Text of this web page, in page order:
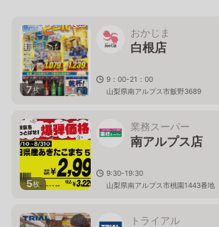
7枚
おかじま
白根店
9：00-21：00
山梨県南アルプス市飯野3689
5枚
業務スーパー
南アルプス店
9:30-19:30
山梨県南アルプス市桃園1443番地
トライアル